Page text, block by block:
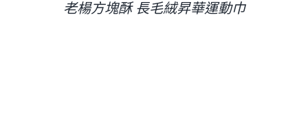
老楊方塊酥 長毛絨昇華運動巾